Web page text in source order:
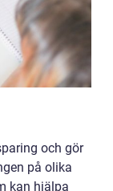
och gör
på olika
kan hjälpa